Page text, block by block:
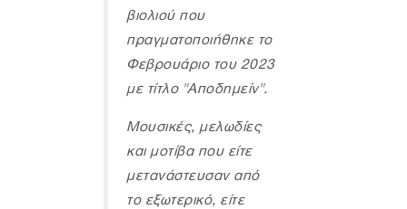
βιολιού που
πραγματοποιήθηκε το
Φεβρουάριο του 2023
με τίτλο "Αποδημείν".
Μουσικές, μελωδίες
και μοτίβα που είτε
μετανάστευσαν από
το εξωτερικό, είτε